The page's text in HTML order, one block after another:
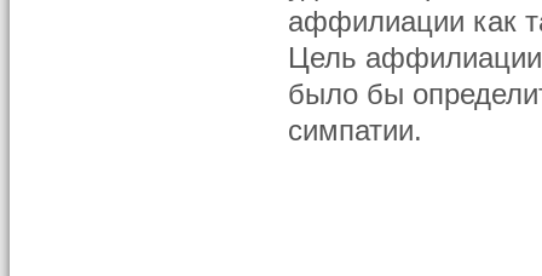
аффилиации как
Цель аффилиации
было бы
симпатии.